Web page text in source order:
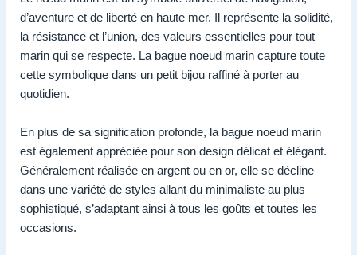
d’aventure et de liberté en haute mer. Il représente la solidité,
la résistance et l’union, des valeurs essentielles pour tout
marin qui se respecte. La bague noeud marin capture toute
cette symbolique dans un petit bijou raffiné à porter au
quotidien.
En plus de sa signification profonde, la bague noeud marin
est également appréciée pour son design délicat et élégant.
Généralement réalisée en argent ou en or, elle se décline
dans une variété de styles allant du minimaliste au plus
sophistiqué, s’adaptant ainsi à tous les goûts et toutes les
occasions.